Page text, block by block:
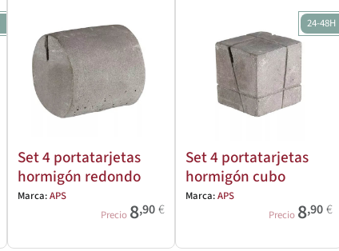
Set 4 portatarjetas
hormigón redondo
Marca:APS
Precio 8,90€
24-48H
Set 4 portatarjetas
hormigón cubo
Marca:APS
Precio 8,90€